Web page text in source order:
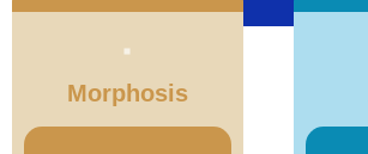
Morphosis